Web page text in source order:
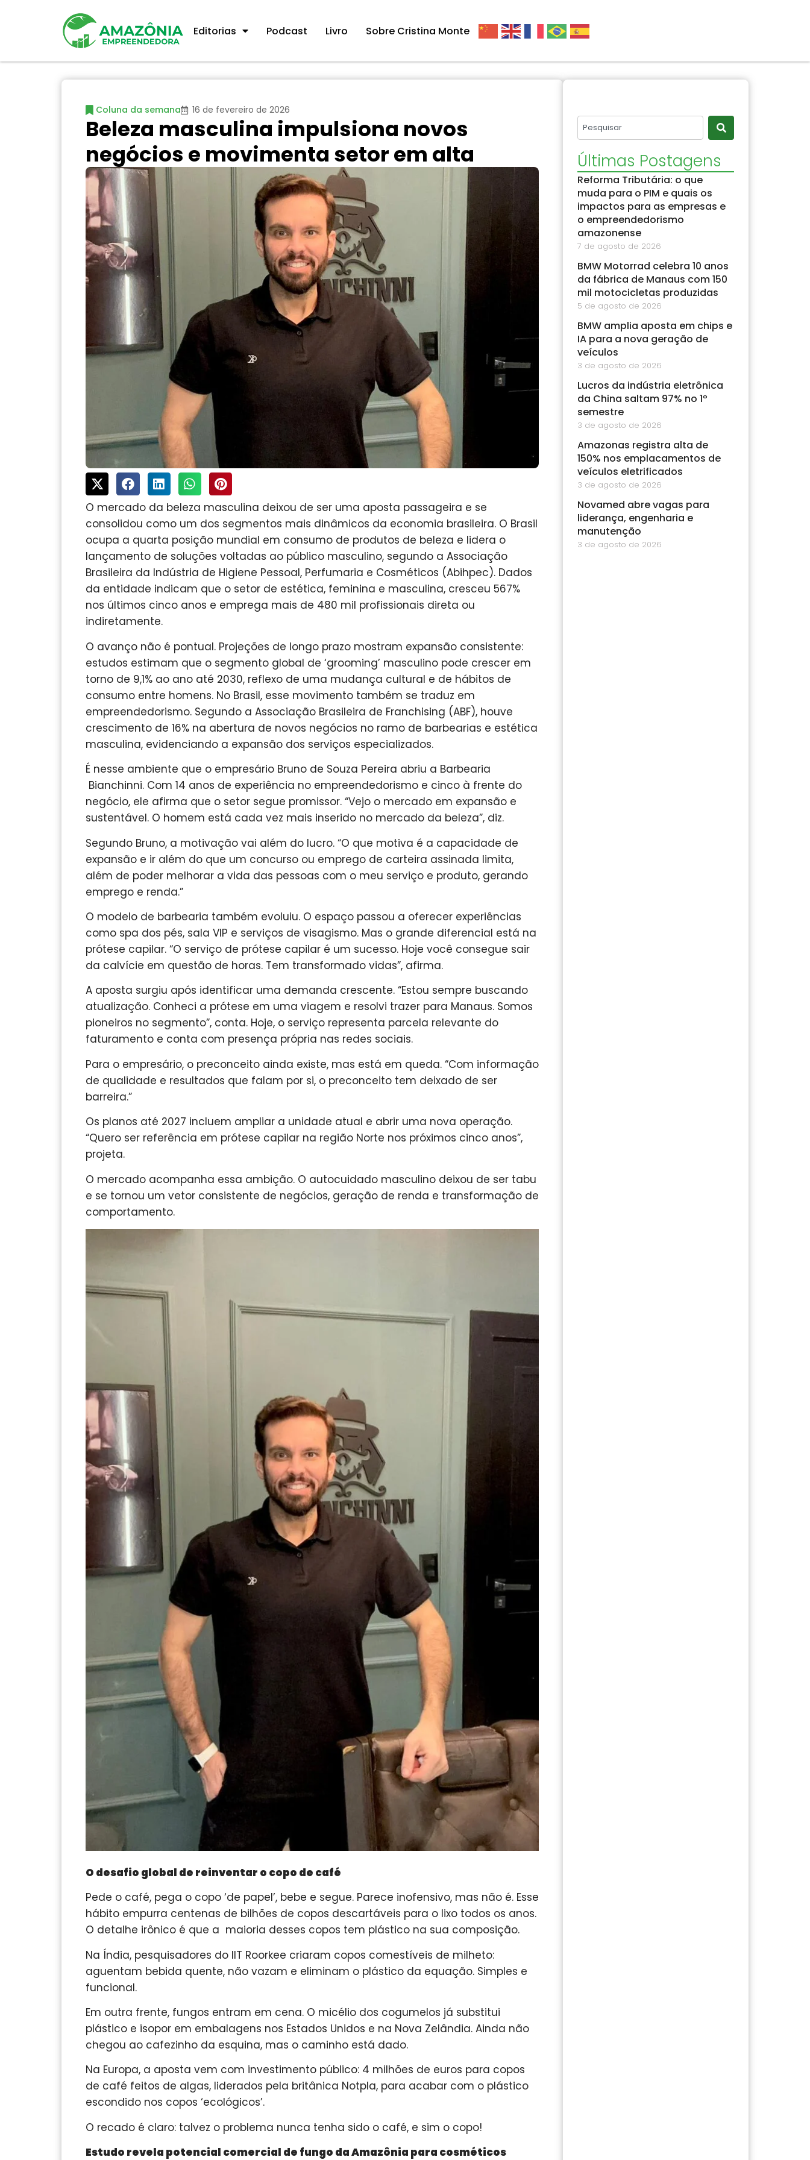
Editorias Podcast Livro Sobre Cristina Monte
Coluna da semana 16 de fevereiro de 2026
Beleza masculina impulsiona novos
negócios e movimenta setor em alta
O mercado da beleza masculina deixou de ser uma aposta passageira e se
consolidou como um dos segmentos mais dinâmicos da economia brasileira. O Brasil
ocupa a quarta posição mundial em consumo de produtos de beleza e lidera o
lançamento de soluções voltadas ao público masculino, segundo a Associação
Brasileira da Indústria de Higiene Pessoal, Perfumaria e Cosméticos (Abihpec). Dados
da entidade indicam que o setor de estética, feminina e masculina, cresceu 567%
nos últimos cinco anos e emprega mais de 480 mil profissionais direta ou
indiretamente.
O avanço não é pontual. Projeções de longo prazo mostram expansão consistente:
estudos estimam que o segmento global de ‘grooming’ masculino pode crescer em
torno de 9,1% ao ano até 2030, reflexo de uma mudança cultural e de hábitos de
consumo entre homens. No Brasil, esse movimento também se traduz em
empreendedorismo. Segundo a Associação Brasileira de Franchising (ABF), houve
crescimento de 16% na abertura de novos negócios no ramo de barbearias e estética
masculina, evidenciando a expansão dos serviços especializados.
É nesse ambiente que o empresário Bruno de Souza Pereira abriu a Barbearia
Bianchinni. Com 14 anos de experiência no empreendedorismo e cinco à frente do
negócio, ele afirma que o setor segue promissor. “Vejo o mercado em expansão e
sustentável. O homem está cada vez mais inserido no mercado da beleza”, diz.
Segundo Bruno, a motivação vai além do lucro. “O que motiva é a capacidade de
expansão e ir além do que um concurso ou emprego de carteira assinada limita,
além de poder melhorar a vida das pessoas com o meu serviço e produto, gerando
emprego e renda.”
O modelo de barbearia também evoluiu. O espaço passou a oferecer experiências
como spa dos pés, sala VIP e serviços de visagismo. Mas o grande diferencial está na
prótese capilar. “O serviço de prótese capilar é um sucesso. Hoje você consegue sair
da calvície em questão de horas. Tem transformado vidas”, afirma.
A aposta surgiu após identificar uma demanda crescente. “Estou sempre buscando
atualização. Conheci a prótese em uma viagem e resolvi trazer para Manaus. Somos
pioneiros no segmento”, conta. Hoje, o serviço representa parcela relevante do
faturamento e conta com presença própria nas redes sociais.
Para o empresário, o preconceito ainda existe, mas está em queda. “Com informação
de qualidade e resultados que falam por si, o preconceito tem deixado de ser
barreira.”
Os planos até 2027 incluem ampliar a unidade atual e abrir uma nova operação.
“Quero ser referência em prótese capilar na região Norte nos próximos cinco anos”,
projeta.
O mercado acompanha essa ambição. O autocuidado masculino deixou de ser tabu
e se tornou um vetor consistente de negócios, geração de renda e transformação de
comportamento.
O desafio global de reinventar o copo de café
Pede o café, pega o copo ‘de papel’, bebe e segue. Parece inofensivo, mas não é. Esse
hábito empurra centenas de bilhões de copos descartáveis para o lixo todos os anos.
O detalhe irônico é que a maioria desses copos tem plástico na sua composição.
Na Índia, pesquisadores do IIT Roorkee criaram copos comestíveis de milheto:
aguentam bebida quente, não vazam e eliminam o plástico da equação. Simples e
funcional.
Em outra frente, fungos entram em cena. O micélio dos cogumelos já substitui
plástico e isopor em embalagens nos Estados Unidos e na Nova Zelândia. Ainda não
chegou ao cafezinho da esquina, mas o caminho está dado.
Na Europa, a aposta vem com investimento público: 4 milhões de euros para copos
de café feitos de algas, liderados pela britânica Notpla, para acabar com o plástico
escondido nos copos ‘ecológicos’.
O recado é claro: talvez o problema nunca tenha sido o café, e sim o copo!
Estudo revela potencial comercial de fungo da Amazônia para cosméticos
Últimas Postagens
Reforma Tributária: o que
muda para o PIM e quais os
impactos para as empresas e
o empreendedorismo
amazonense
7 de agosto de 2026
BMW Motorrad celebra 10 anos
da fábrica de Manaus com 150
mil motocicletas produzidas
5 de agosto de 2026
BMW amplia aposta em chips e
IA para a nova geração de
veículos
3 de agosto de 2026
Lucros da indústria eletrônica
da China saltam 97% no 1º
semestre
3 de agosto de 2026
Amazonas registra alta de
150% nos emplacamentos de
veículos eletrificados
3 de agosto de 2026
Novamed abre vagas para
liderança, engenharia e
manutenção
3 de agosto de 2026